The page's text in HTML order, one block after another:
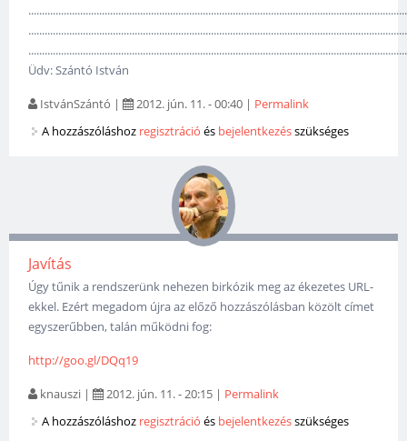
Üdv: Szántó István
IstvánSzántó | 2012. jún. 11. - 00:40 | Permalink
A hozzászóláshoz regisztráció és bejelentkezésszükséges
Javítás
Úgy tűnik a rendszerünk nehezen birkózik meg az ékezetes URL-
ekkel. Ezért megadom újra az előző hozzászólásban közölt címet
egyszerűbben, talán működni fog:
http://goo.gl/DQq19
knauszi | 2012. jún. 11. - 20:15 | Permalink
A hozzászóláshoz regisztráció és bejelentkezésszükséges